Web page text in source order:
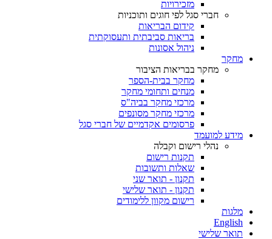
מזכירויות
חברי סגל לפי חוגים ותוכניות
קידום הבריאות
בריאות סביבתית ותעסוקתית
ניהול אסונות
מחקר
מחקר בבריאות הציבור
מחקר בבית-הספר
מנחים ותחומי מחקר
מרכזי מחקר בביה"ס
מרכזי מחקר מסונפים
פרסומים אקדמיים של חברי סגל
מידע למועמד
נהלי רישום וקבלה
תקנות רישום
שאלות ותשובות
תקנון - תואר שני
תקנון - תואר שלישי
רישום מקוון ללימודים
מלגות
English
תואר שלישי